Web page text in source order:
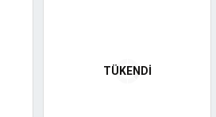
TÜKENDİ